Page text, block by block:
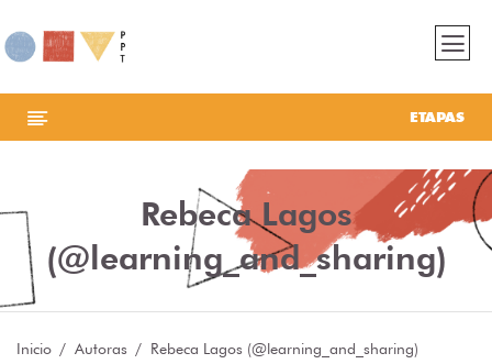
ETAPAS
Rebeca Lagos
(@learning_and_sharing)
Inicio Autoras Rebeca Lagos (@learning_and_sharing)